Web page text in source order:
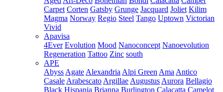
Carpet Corten Gatsby Grunge Jacquard Joliet Kilim
Magma Norway Regio Steel Tango Uptown Victorian
Vivid
Apavisa
4Ever Evolution Mood Nanoconcept Nanoevolution
Regeneration Tattoo Zinc south
APE
Abyss Agate Alexandria Alpi Green Ama Antico
Casale Arabescato Argillae Augustus Aurora Bellagio
Black Hispania Brianna Burlington Calacatta Camelot